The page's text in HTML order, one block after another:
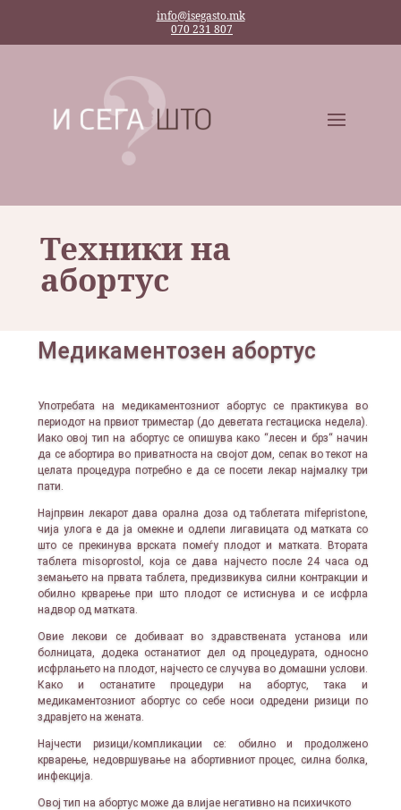
info@isegasto.mk
070 231 807
Техники на
абортус
Медикаментозен абортус
Употребата на медикаментозниот абортус се практикува во
периодот на првиот триместар (до деветата гестациска недела).
Иако овој тип на абортус се опишува како “лесен и брз“ начин
да се абортира во приватноста на својот дом, сепак во текот на
целата процедура потребно е да се посети лекар најмалку три
пати.
Најпрвин лекарот дава орална доза од таблетата mifepristone,
чија улога е да ја омекне и одлепи лигавицата од матката со
што се прекинува врската помеѓу плодот и матката. Втората
таблета misoprostol, која се дава најчесто после 24 часа од
земањето на првата таблета, предизвикува силни контракции и
обилно крварење при што плодот се истиснува и се исфрла
надвор од матката.
Овие лекови се добиваат во здравствената установа или
болницата, додека останатиот дел од процедурата, односно
исфрлањето на плодот, најчесто се случува во домашни услови.
Како и останатите процедури на абортус, така и
медикаментозниот абортус со себе носи одредени ризици по
здравјето на жената.
Најчести ризици/компликации се: обилно и продолжено
крварење, недовршување на абортивниот процес, силна болка,
инфекција.
Овој тип на абортус може да влијае негативно на психичкото